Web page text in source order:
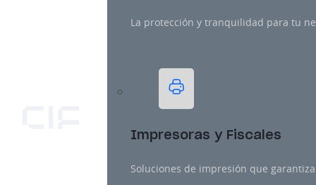
La protección y tranquilidad para tu
Impresoras y Fiscales
Soluciones de impresión que